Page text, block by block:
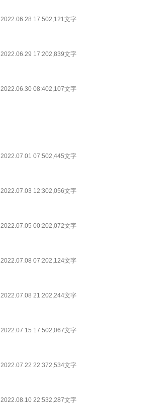
2022.06.28 17:502,121文字
2022.06.29 17:202,839文字
2022.06.30 08:402,107文字
2022.07.01 07:502,445文字
2022.07.03 12:302,056文字
2022.07.05 00:202,072文字
2022.07.08 07:202,124文字
2022.07.08 21:202,244文字
2022.07.15 17:502,067文字
2022.07.22 22:372,534文字
2022.08.10 22:532,287文字